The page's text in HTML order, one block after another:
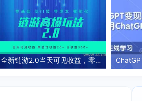
全新链游2.0当天可见收益，零基础也可以矩阵操作